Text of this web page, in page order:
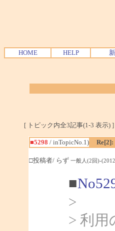
HOME HELP
[ トピック内全3記事(1-3 表示
■5298 / inTopicNo.1)
□投稿者/ らず 一般人(2回)-
■
>
> 利